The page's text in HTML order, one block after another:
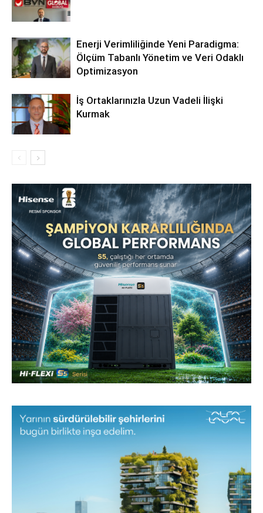
Enerji Verimliliğinde Yeni Paradigma:
Ölçüm Tabanlı Yönetim ve Veri Odaklı
Optimizasyon
İş Ortaklarınızla Uzun Vadeli İlişki
Kurmak